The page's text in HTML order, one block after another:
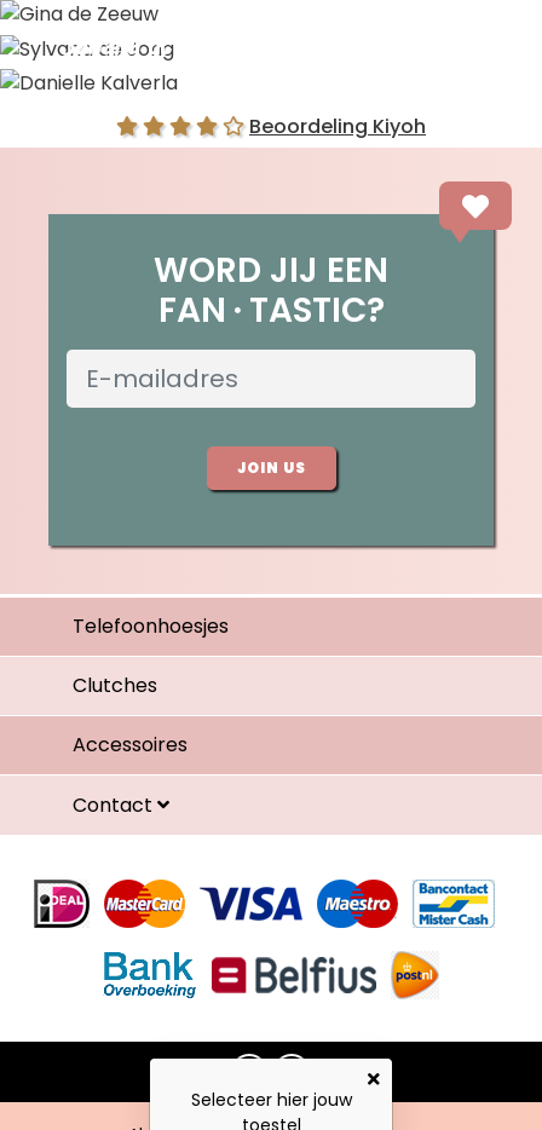
Sylvana de Jong
Beoordeling Kiyoh
WORD JIJ EEN
FAN TASTIC?
JOIN US
Telefoonhoesjes
Clutches
Accessoires
Contact
Selecteer hier jouw
toestel